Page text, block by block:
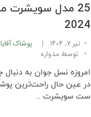
25 مدل سویشرت
2024
تیر 7, 1404
پوشاک
توسط مدواره
امروزه نسل جوان به
در عین حال راحت‌ترین
ست سویشرت ...